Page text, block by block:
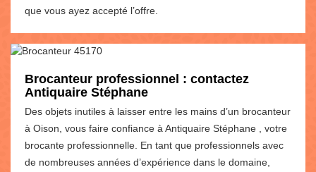
que vous ayez accepté l’offre.
Brocanteur professionnel : contactez
Antiquaire Stéphane
Des objets inutiles à laisser entre les mains d’un brocanteur
à Oison, vous faire confiance à Antiquaire Stéphane , votre
brocante professionnelle. En tant que professionnels avec
de nombreuses années d’expérience dans le domaine,